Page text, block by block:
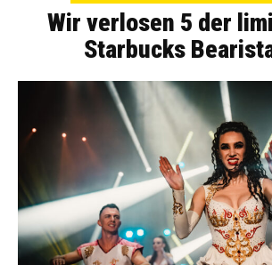
Wir verlosen 5 der
Starbucks